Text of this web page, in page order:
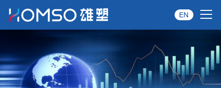
关于雄塑
EN